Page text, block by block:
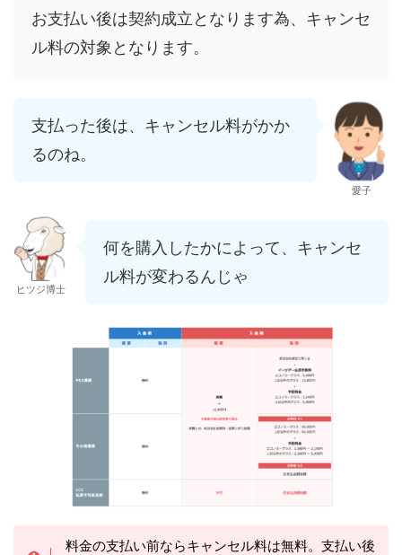
お支払い後は契約成立となります為、キャンセ
ル料の対象となります。
支払った後は、キャンセル料がかか
るのね。
愛子
ヒツジ博士
何を購入したかによって、キャンセ
ル料が変わるんじゃ
料金の支払い前ならキャンセル料は無料。支払い後